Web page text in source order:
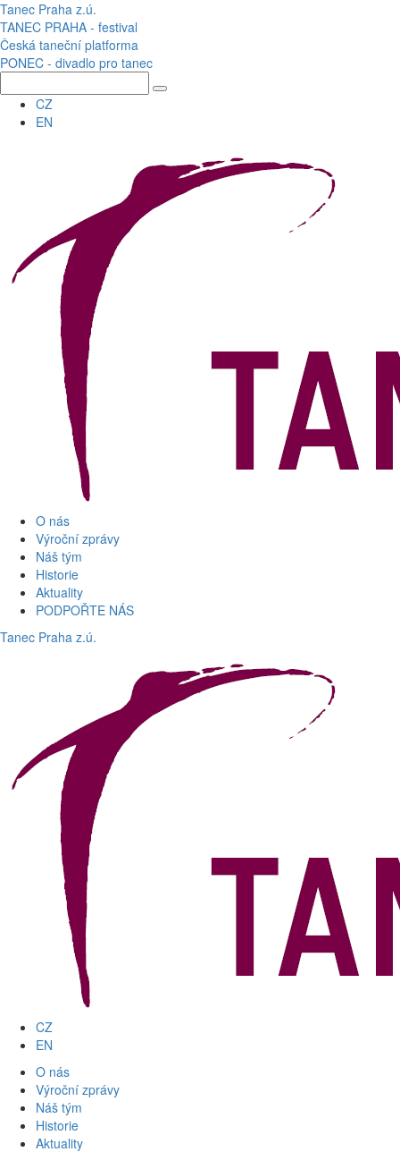
Přejít k hlavnímu obsahu
Tanec Praha z.ú.
TANEC PRAHA - festival
Česká taneční platforma
PONEC - divadlo pro tanec
CZ
EN
O nás
Výroční zprávy
Náš tým
Historie
Aktuality
PODPOŘTE NÁS
Tanec Praha z.ú.
CZ
EN
O nás
Výroční zprávy
Náš tým
Historie
Aktuality